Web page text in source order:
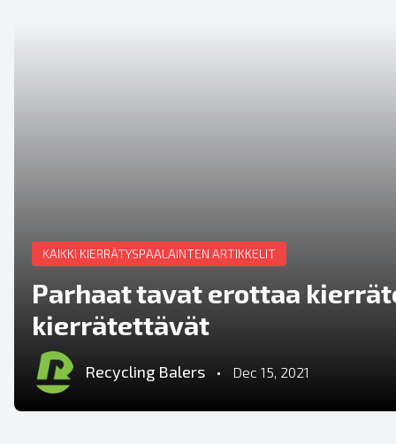
KAIKKI KIERRÄTYSPAALAINTEN ARTIKKELIT
Parhaat tavat erottaa
kierrätettävät
Recycling Balers • Dec 15, 2021